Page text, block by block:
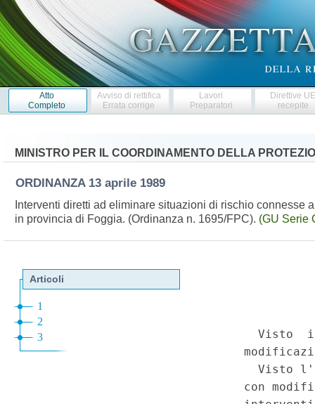
Atto
Completo
Avviso di rettifica
Errata corrige
Lavori
Preparatori
Direttive
recepite
MINISTRO PER IL COORDINAMENTO DELLA
ORDINANZA 13 aprile 1989
Interventi diretti ad eliminare situazioni di rischio
in provincia di Foggia. (Ordinanza n. 1695/FPC). (GU Serie